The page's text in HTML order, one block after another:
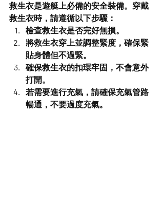
救生衣是遊艇上必備的安全裝備。穿戴
救生衣時，請遵循以下步驟：
檢查救生衣是否完好無損。
將救生衣穿上並調整緊度，確保緊
貼身體但不過緊。
確保救生衣的扣環牢固，不會意外
打開。
若需要進行充氣，請確保充氣管路
暢通，不要過度充氣。